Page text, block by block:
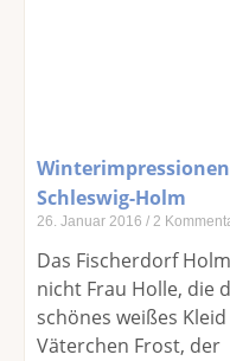
Schleswig-Holm
26. Januar 2016 2
Das Fischerdorf
nicht Frau Holle, die
schönes weißes
Väterchen Frost, der